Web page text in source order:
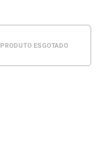
PRODUTO ESGOTADO